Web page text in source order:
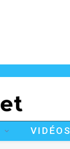
VIDÉOS